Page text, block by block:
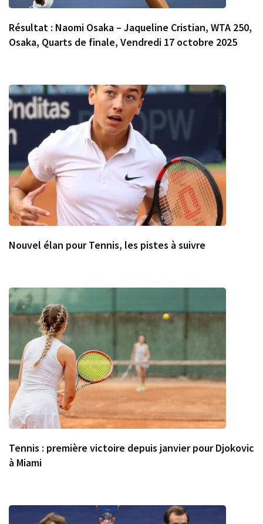
Résultat : Naomi Osaka – Jaqueline Cristian, WTA 250,
Osaka, Quarts de finale, Vendredi 17 octobre 2025
Nouvel élan pour Tennis, les pistes à suivre
Tennis : première victoire depuis janvier pour Djokovic
à Miami